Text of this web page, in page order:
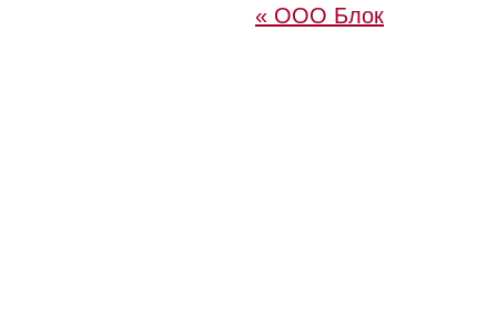
« ООО Блок